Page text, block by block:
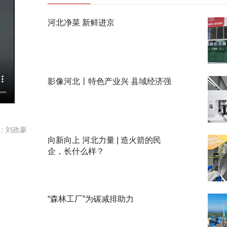
刘政豪
河北净菜 新鲜进京
影像河北丨特色产业兴 县域经济强
向新向上 河北力量 | 造火箭的民
企，长什么样？
“森林工厂”为碳减排助力